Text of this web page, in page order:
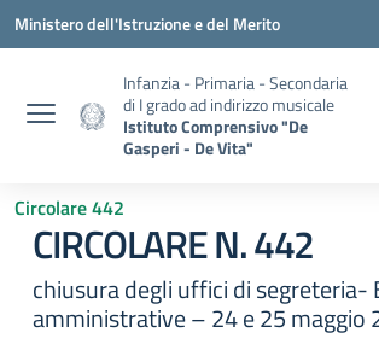
Vai ai contenuti
Vai al menu di navigazione
Vai al footer
Ministero dell'Istruzione e del Merito
Infanzia - Primaria - Secondaria
di I grado ad indirizzo musicale
Istituto Comprensivo "De
Gasperi - De Vita"
Circolare 442
CIRCOLARE N. 442
chiusura degli uffici di segreteria-
amministrative – 24 e 25 maggio